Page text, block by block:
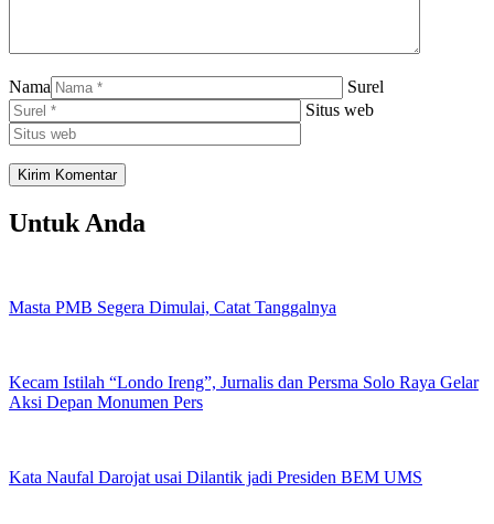
Nama
Surel
Situs web
Untuk Anda
Masta PMB Segera Dimulai, Catat Tanggalnya
Kecam Istilah “Londo Ireng”, Jurnalis dan Persma Solo Raya Gelar
Aksi Depan Monumen Pers
Kata Naufal Darojat usai Dilantik jadi Presiden BEM UMS